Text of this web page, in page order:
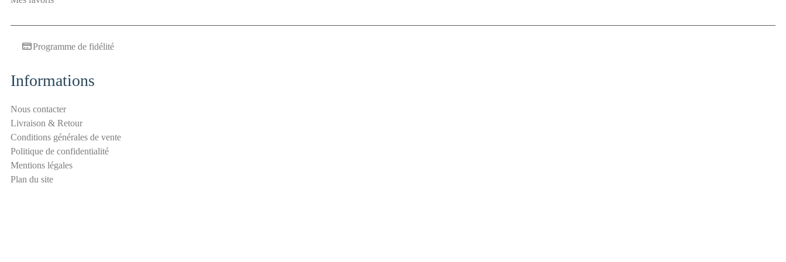
a
s
p
Programme de fidélité
Informations
Nous contacter
Livraison & Retour
Conditions générales de vente
Politique de confidentialité
Mentions légales
Plan du site